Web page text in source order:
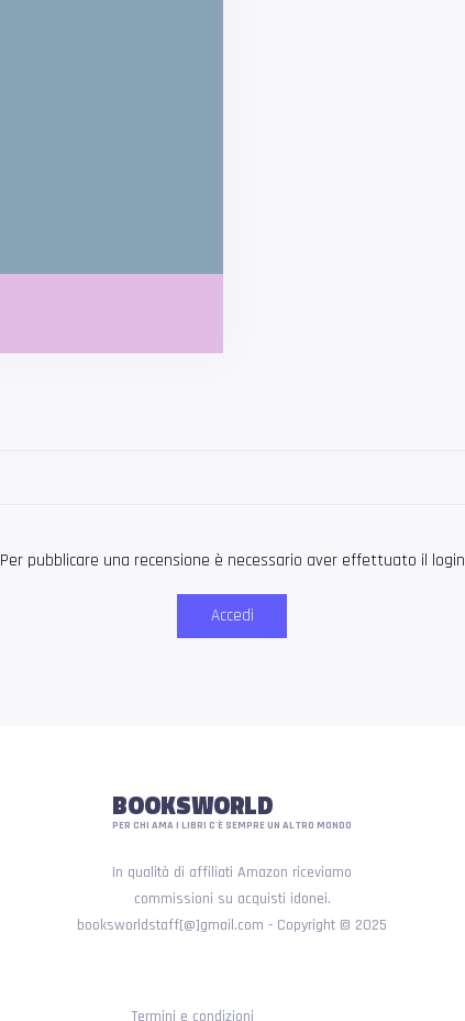
Per pubblicare una recensione è necessario aver effettuato il login
Accedi
BOOKSWORLD
PER CHI AMA I LIBRI C'È SEMPRE UN ALTRO MONDO
In qualità di affiliati Amazon riceviamo
commissioni su acquisti idonei.
booksworldstaff[@]gmail.com - Copyright © 2025
Termini e condizioni